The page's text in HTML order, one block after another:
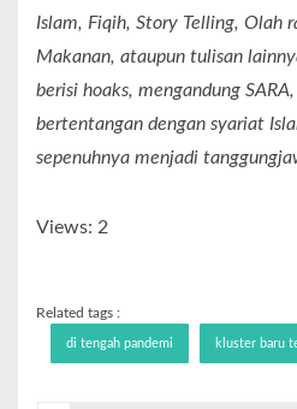
Islam, Fiqih, Story Telling, Olah
Makanan, ataupun tulisan
berisi hoaks, mengandung
bertentangan dengan syariat
sepenuhnya menjadi
Views: 2
Related tags :
di tengah pandemi kluster baru